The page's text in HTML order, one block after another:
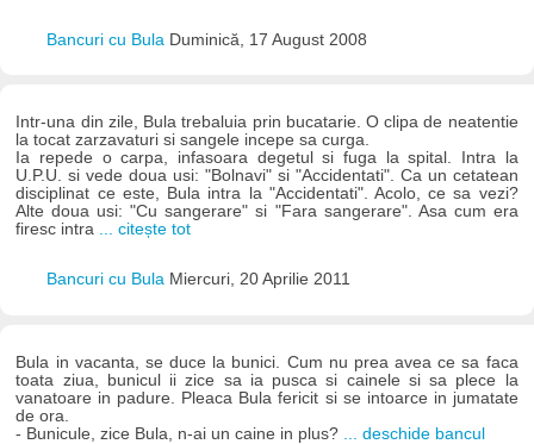
Bancuri cu Bula Duminică, 17 August 2008
Intr-una din zile, Bula trebaluia prin bucatarie. O clipa de neatentie
la tocat zarzavaturi si sangele incepe sa curga.
Ia repede o carpa, infasoara degetul si fuga la spital. Intra la
U.P.U. si vede doua usi: "Bolnavi" si "Accidentati". Ca un cetatean
disciplinat ce este, Bula intra la "Accidentati". Acolo, ce sa vezi?
Alte doua usi: "Cu sangerare" si "Fara sangerare". Asa cum era
firesc intra ... citește tot
Bancuri cu Bula Miercuri, 20 Aprilie 2011
Bula in vacanta, se duce la bunici. Cum nu prea avea ce sa faca
toata ziua, bunicul ii zice sa ia pusca si cainele si sa plece la
vanatoare in padure. Pleaca Bula fericit si se intoarce in jumatate
de ora.
- Bunicule, zice Bula, n-ai un caine in plus?
... deschide bancul